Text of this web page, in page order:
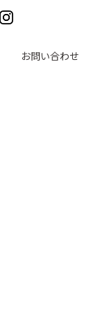
お問い合わせ